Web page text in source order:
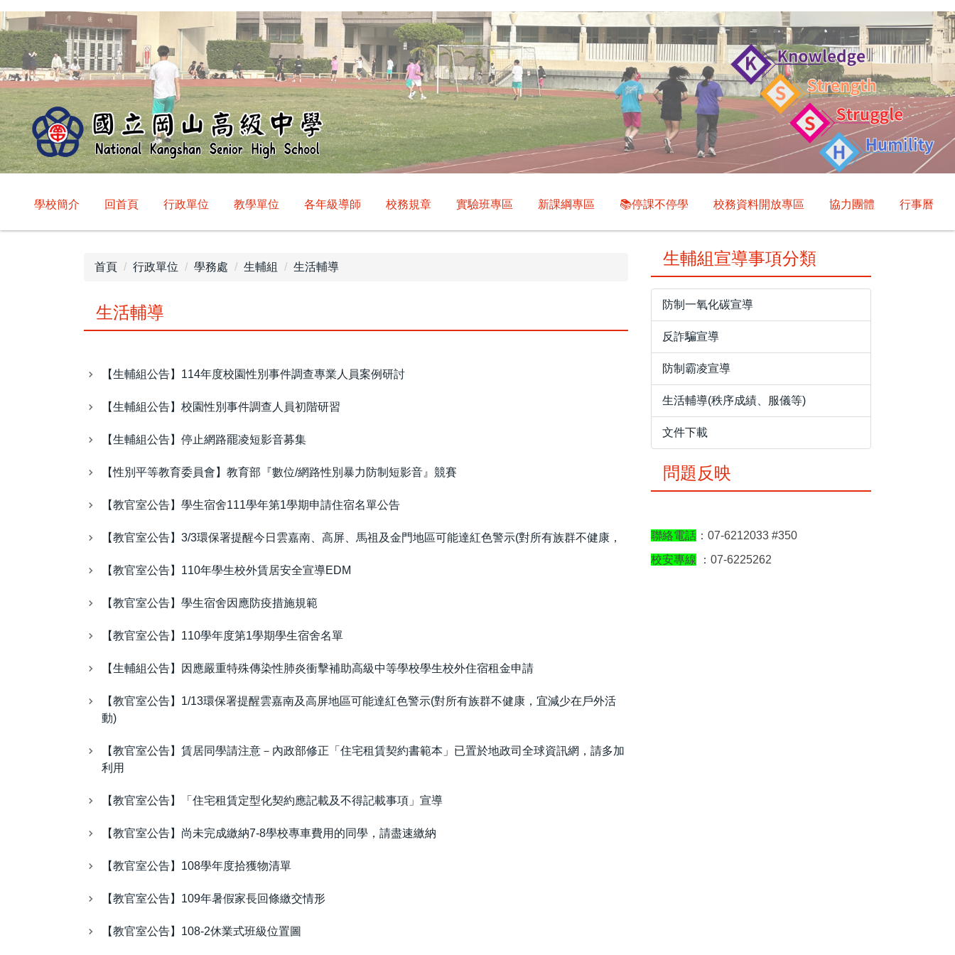
跳
到
主
要
內
容
區
學校簡介 回首頁 行政單位 教學單位 各年級導師 校務規章 實驗班專區 新課綱專區 📚停課不停學 校務資料開放專區 協力團體 行事曆
首頁 行政單位 學務處 生輔組 生活輔導
生活輔導
【生輔組公告】114年度校園性別事件調查專業人員案例研討
【生輔組公告】校園性別事件調查人員初階研習
【生輔組公告】停止網路罷凌短影音募集
【性別平等教育委員會】教育部『數位/網路性別暴力防制短影音』競賽
【教官室公告】學生宿舍111學年第1學期申請住宿名單公告
【教官室公告】3/3環保署提醒今日雲嘉南、高屏、馬祖及金門地區可能達紅色警示(對所有族群不健康，
【教官室公告】110年學生校外賃居安全宣導EDM
【教官室公告】學生宿舍因應防疫措施規範
【教官室公告】110學年度第1學期學生宿舍名單
【生輔組公告】因應嚴重特殊傳染性肺炎衝擊補助高級中等學校學生校外住宿租金申請
【教官室公告】1/13環保署提醒雲嘉南及高屏地區可能達紅色警示(對所有族群不健康，宜減少在戶外活
動)
【教官室公告】賃居同學請注意－內政部修正「住宅租賃契約書範本」已置於地政司全球資訊網，請多加
利用
【教官室公告】「住宅租賃定型化契約應記載及不得記載事項」宣導
【教官室公告】尚未完成繳納7-8學校專車費用的同學，請盡速繳納
【教官室公告】108學年度拾獲物清單
【教官室公告】109年暑假家長回條繳交情形
【教官室公告】108-2休業式班級位置圖
生輔組宣導事項分類
防制一氧化碳宣導
反詐騙宣導
防制霸凌宣導
生活輔導(秩序成績、服儀等)
文件下載
問題反映
聯絡電話 ：07-6212033 #350
校安專線
： 07-6225262